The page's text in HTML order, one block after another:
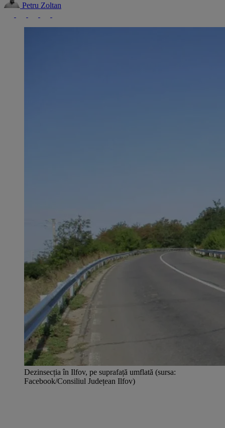
Petru Zoltan
Dezinsecția în Ilfov, pe suprafață umflată (sursa:
Facebook/Consiliul Județean Ilfov)